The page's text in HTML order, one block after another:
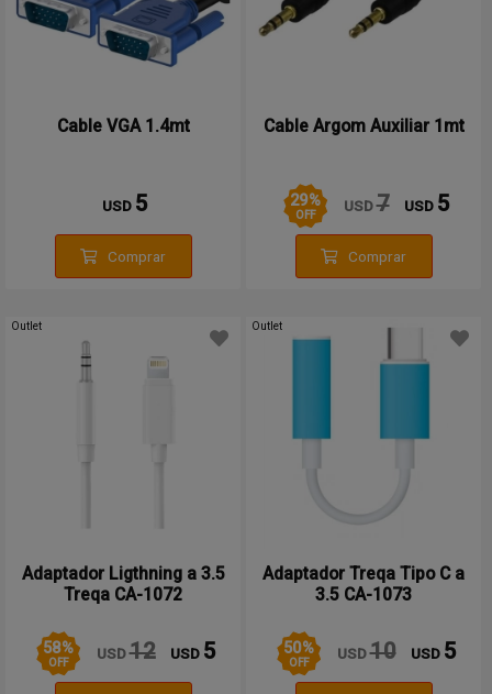
Cable VGA 1.4mt
USD 5
Comprar
Cable Argom Auxiliar 1mt
29%
OFF USD7 USD 5
Comprar
Outlet
Adaptador Ligthning a 3.5
Treqa CA-1072
58%
OFF USD12 USD 5
Outlet
Adaptador Treqa Tipo C a
3.5 CA-1073
50%
OFF USD10 USD 5